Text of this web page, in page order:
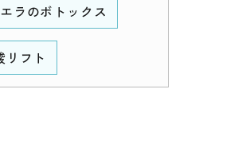
エラのボトックス
リフト